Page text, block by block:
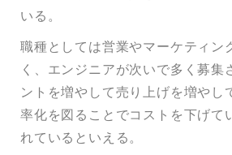
いる。
職種としては営業やマーケティン
く、エンジニアが次いで多く募集
ントを増やして売り上げを増やし
率化を図ることでコストを下げて
れているといえる。